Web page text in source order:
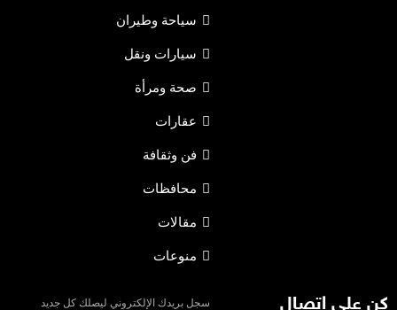
سياحة وطيران
سيارات ونقل
صحة ومرأة
عقارات
فن وثقافة
محافظات
مقالات
منوعات
كن على إتصال سجل بريدك الإلكتروني ليصلك كل جديد